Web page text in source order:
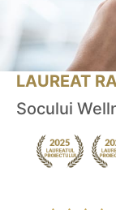
LAUREAT
Socului